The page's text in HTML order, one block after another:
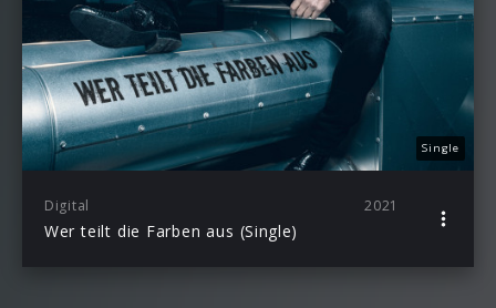
Single
Digital 2021
Wer teilt die Farben aus (Single)